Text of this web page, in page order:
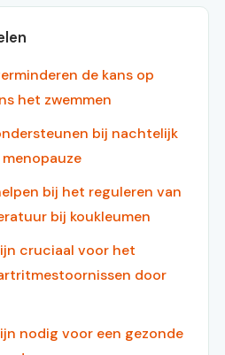
de kans op
het zwemmen
bij nachtelijk
bij het reguleren van
bij koukleumen
cruciaal voor het
door
nodig voor een gezonde